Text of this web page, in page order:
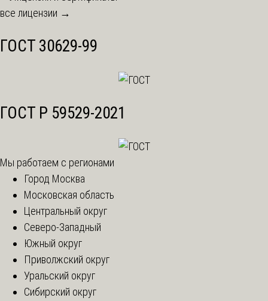
все лицензии →
ГОСТ 30629-99
ГОСТ Р 59529-2021
Мы работаем с регионами
Город Москва
Московская область
Центральный округ
Северо-Западный
Южный округ
Приволжский округ
Уральский округ
Сибирский округ